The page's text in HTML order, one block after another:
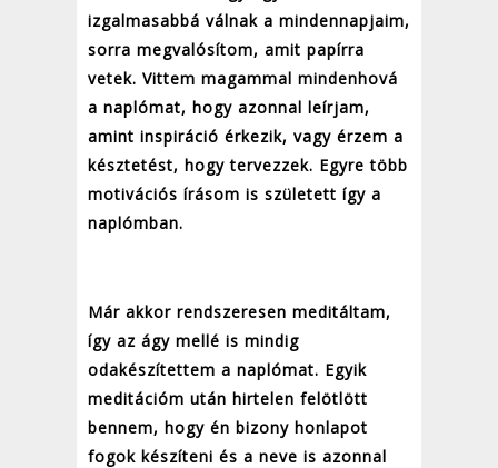
izgalmasabbá válnak a mindennapjaim,
sorra megvalósítom, amit papírra
vetek. Vittem magammal mindenhová
a naplómat, hogy azonnal leírjam,
amint inspiráció érkezik, vagy érzem a
késztetést, hogy tervezzek. Egyre több
motivációs írásom is született így a
naplómban.
Már akkor rendszeresen meditáltam,
így az ágy mellé is mindig
odakészítettem a naplómat. Egyik
meditációm után hirtelen felötlött
bennem, hogy én bizony honlapot
fogok készíteni és a neve is azonnal